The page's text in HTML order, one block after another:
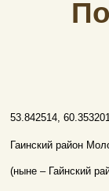
53.842514,
Гаинский район
(ныне – Гайнский